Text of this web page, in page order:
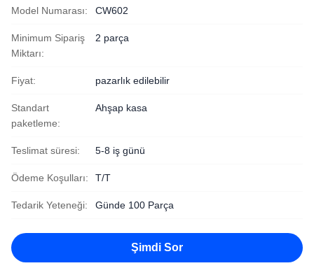
Model Numarası: CW602
Minimum Sipariş
Miktarı:
2 parça
Fiyat: pazarlık edilebilir
Standart
paketleme:
Ahşap kasa
Teslimat süresi: 5-8 iş günü
Ödeme Koşulları: T/T
Tedarik Yeteneği: Günde 100 Parça
Şimdi Sor